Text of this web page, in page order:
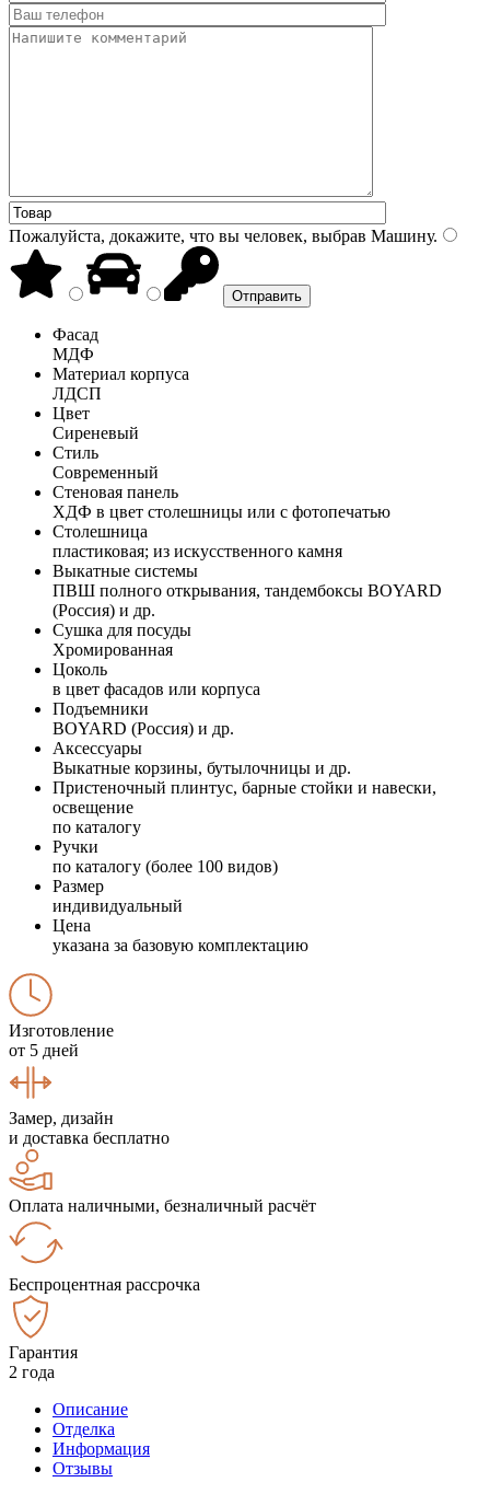
Пожалуйста, докажите, что вы человек, выбрав Машину.
Фасад
МДФ
Материал корпуса
ЛДСП
Цвет
Сиреневый
Стиль
Современный
Стеновая панель
ХДФ в цвет столешницы или с фотопечатью
Столешница
пластиковая; из искусственного камня
Выкатные системы
ПВШ полного открывания, тандембоксы BOYARD
(Россия) и др.
Сушка для посуды
Хромированная
Цоколь
в цвет фасадов или корпуса
Подъемники
BOYARD (Россия) и др.
Аксессуары
Выкатные корзины, бутылочницы и др.
Пристеночный плинтус, барные стойки и навески,
освещение
по каталогу
Ручки
по каталогу (более 100 видов)
Размер
индивидуальный
Цена
указана за базовую комплектацию
Изготовление
от 5 дней
Замер, дизайн
и доставка бесплатно
Оплата наличными, безналичный расчёт
Беспроцентная рассрочка
Гарантия
2 года
Описание
Отделка
Информация
Отзывы